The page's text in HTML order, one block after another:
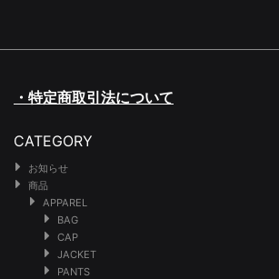
・特定商取引法について
CATEGORY
お知らせ
商品
APPAREL
BAG
CAP
JACKET
PANTS